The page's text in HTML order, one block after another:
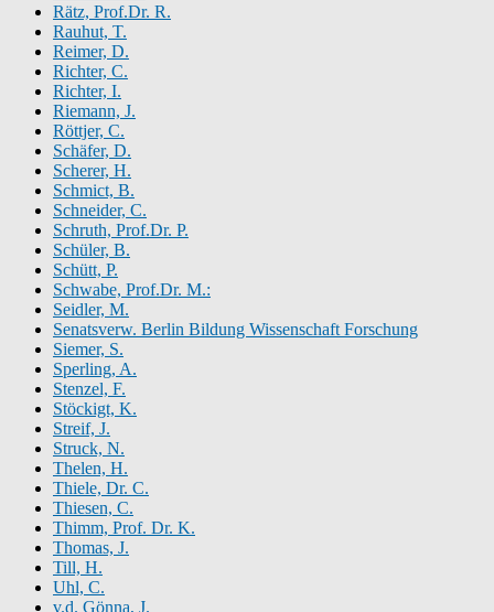
Rätz, Prof.Dr. R.
Rauhut, T.
Reimer, D.
Richter, C.
Richter, I.
Riemann, J.
Röttjer, C.
Schäfer, D.
Scherer, H.
Schmict, B.
Schneider, C.
Schruth, Prof.Dr. P.
Schüler, B.
Schütt, P.
Schwabe, Prof.Dr. M.:
Seidler, M.
Senatsverw. Berlin Bildung Wissenschaft Forschung
Siemer, S.
Sperling, A.
Stenzel, F.
Stöckigt, K.
Streif, J.
Struck, N.
Thelen, H.
Thiele, Dr. C.
Thiesen, C.
Thimm, Prof. Dr. K.
Thomas, J.
Till, H.
Uhl, C.
v.d. Gönna, J.